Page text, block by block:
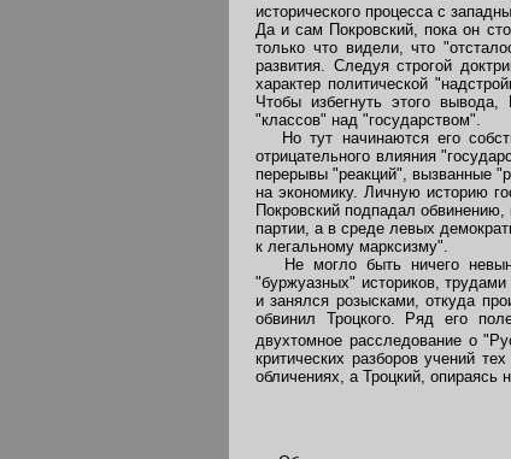
исторического процесса с
Да и сам Покровский, пока он
только что видели, что
развития. Следуя строгой
характер политической
Чтобы избегнуть этого вывода,
"классов" над "государством".
Но тут начинаются его
отрицательного влияния
перерывы "реакций", вызванные
на экономику. Личную историю
Покровский подпадал
партии, а в среде левых
к легальному марксизму".
Не могло быть ничего
"буржуазных" историков,
и занялся розысками, откуда
обвинил Троцкого. Ряд его
двухтомное расследование о
критических разборов учений
обличениях, а Троцкий, опираясь